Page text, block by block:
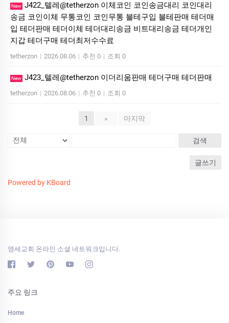
New J422_텔레@tetherzon 이체코인 코인송금대리 코인대리
송금 코인이체 무통코인 코인무통 블테구입 블테판매 테더매
입 테더판매 테더이체 테더대리송금 비트대리송금 테더개인
지갑 테더구매 테더최저수수료
tetherzon | 2026.08.06 | 추천 0 | 조회 0
New J423_텔레@tetherzon 이더리움판매 테더구매 테더판매
tetherzon | 2026.08.06 | 추천 0 | 조회 0
1 » 마지막
검색
글쓰기
Powered by KBoard
영세교회 온라인 소셜 네트워크입니다.
주요 링크
Home